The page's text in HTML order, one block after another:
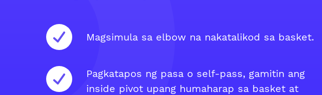
Magsimula sa elbow na nakatalikod sa basket.
Pagkatapos ng pasa o self-pass, gamitin ang
inside pivot upang humaharap sa basket at